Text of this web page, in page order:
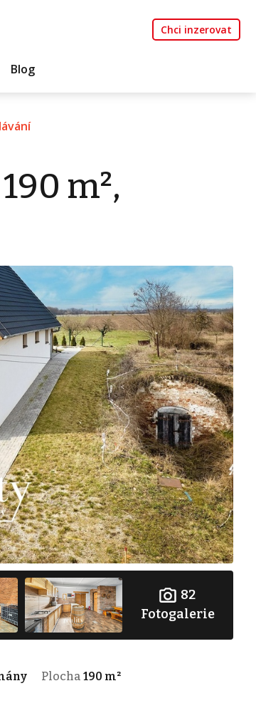
Chci inzerovat
Blog
m²,
82
Fotogalerie
Plocha 190 m²